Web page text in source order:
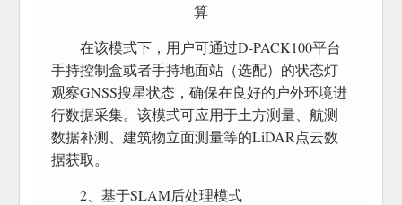
算
在该模式下，用户可通过D-PACK100平台
手持控制盒或者手持地面站（选配）的状态灯
观察GNSS搜星状态，确保在良好的户外环境进
行数据采集。该模式可应用于土方测量、航测
数据补测、建筑物立面测量等的LiDAR点云数
据获取。
2、基于SLAM后处理模式